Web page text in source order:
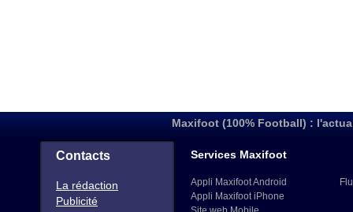
Maxifoot (100% Football) :
Contacts
La rédaction
Publicité
Services Maxifoot
Appli Maxifoot Android
Appli Maxifoot iPhone